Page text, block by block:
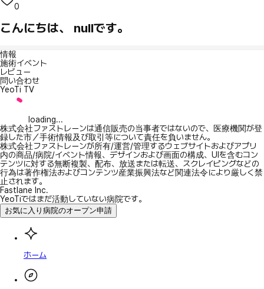
0
こんにちは、 nullです。
情報
施術イベント
レビュー
問い合わせ
YeoTi TV
loading...
株式会社ファストレーンは通信販売の当事者ではないので、医療機関が登
録した市／手術情報及び取引等について責任を負いません。
株式会社ファストレーンが所有/運営/管理するウェブサイトおよびアプリ
内の商品/病院/イベント情報、デザインおよび画面の構成、UIを含むコン
テンツに対する無断複製、配布、放送または転送、スクレイピングなどの
行為は著作権法およびコンテンツ産業振興法など関連法令により厳しく禁
止されます。
Fastlane Inc.
YeoTiではまだ活動していない病院です。
お気に入り病院のオープン申請
ホーム